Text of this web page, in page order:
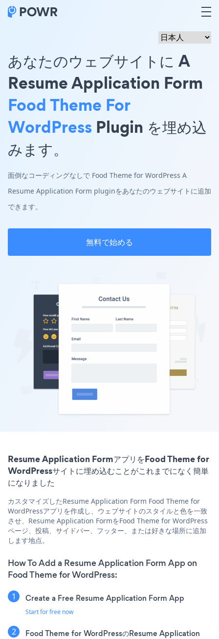
あなたのウェブサイトに A
Resume Application Form
Food Theme For
WordPress Plugin を埋め込
みます。
面倒なコーディングなしで Food Theme for WordPress A
Resume Application Form pluginをあなたのウェブサイトに追加
できます。
無料で始める
Resume Application FormアプリをFood Theme for
WordPressサイトに埋め込むことがこれまでになく簡単
になりました
カスタマイズしたResume Application Form Food Theme for
WordPressアプリを作成し、ウェブサイトのスタイルと色を一致
させ、Resume Application FormをFood Theme for WordPress
ページ、投稿、サイドバー、フッター、または好きな場所に追加
します地点。
How To Add a Resume Application Form App on
Food Theme for WordPress:
Create a Free Resume Application Form App
Start for free now
Food Theme for WordPressのResume Application